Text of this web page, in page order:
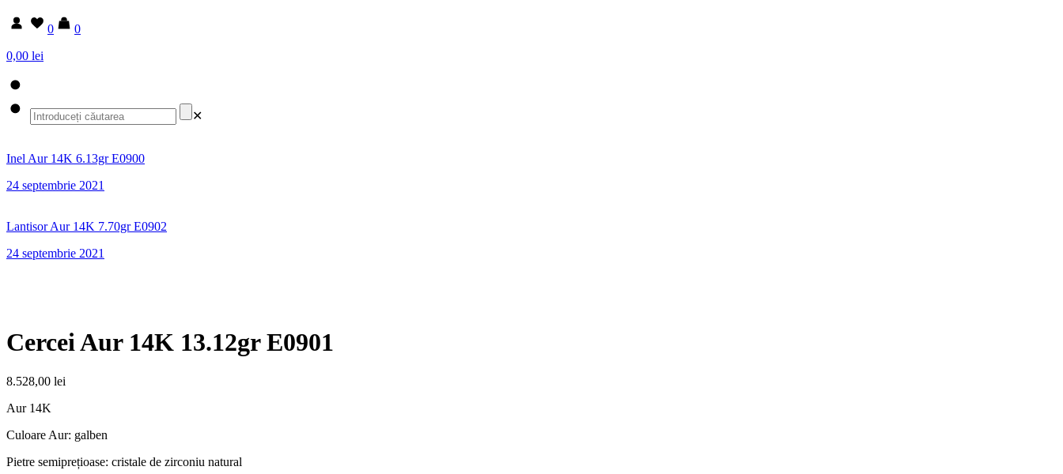
0
0
0,00 lei
✕
Inel Aur 14K 6.13gr E0900
24 septembrie 2021
Lantisor Aur 14K 7.70gr E0902
24 septembrie 2021
Cercei Aur 14K 13.12gr E0901
8.528,00 lei
Aur 14K
Culoare Aur: galben
Pietre semiprețioase: cristale de zirconiu natural